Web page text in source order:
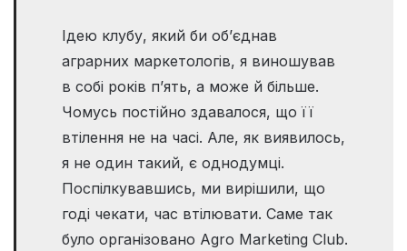
Ідею клубу, який би об’єднав
аграрних маркетологів, я виношував
в собі років п’ять, а може й більше.
Чомусь постійно здавалося, що її
втілення не на часі. Але, як виявилось,
я не один такий, є однодумці.
Поспілкувавшись, ми вирішили, що
годі чекати, час втілювати. Саме так
було організовано Agro Marketing Club.